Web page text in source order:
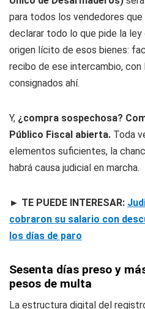
para todos los vendedores
declarar todo lo que pide la
origen lícito de esos bienes:
recibo de ese intercambio,
consignados ahí.
Y, ¿compra sospechosa?
Público Fiscal abierta. Toda
elementos suficientes, la
habrá causa judicial en marcha.
► TE PUEDE INTERESAR:
cobraron su salario con
los días de paro
Sesenta días preso y
pesos de multa
La estructura digital del